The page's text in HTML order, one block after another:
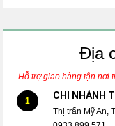
Địa
Hỗ trợ giao hàng tận nơi
1 CHI NHÁNH
Thị trấn Mỹ An,